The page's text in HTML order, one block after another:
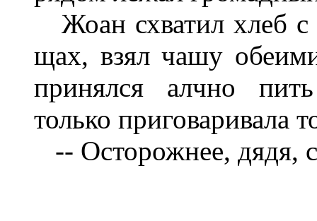
Жоан схватил хлеб с
щах, взял чашу
принялся алчно
только
-- Осторожнее, дядя,